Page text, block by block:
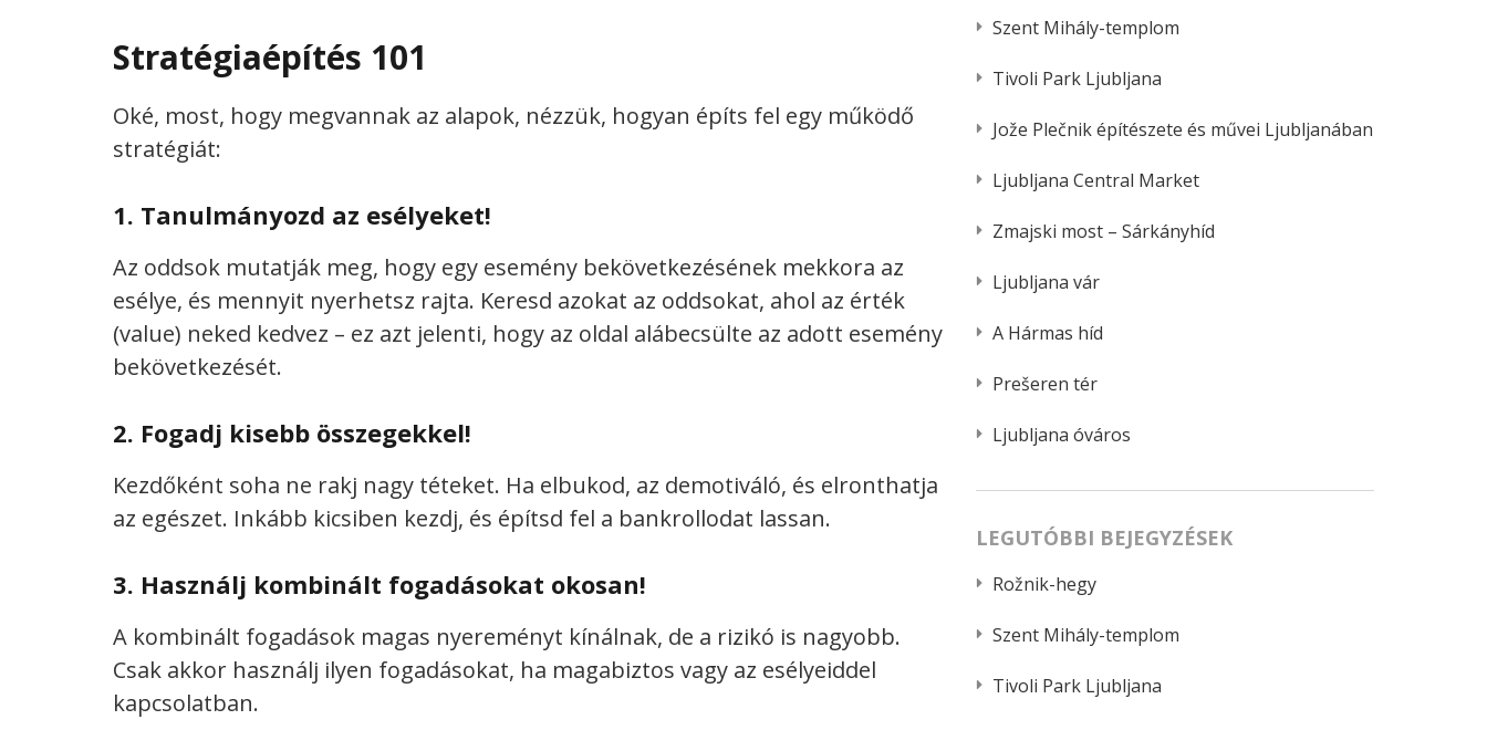
Stratégiaépítés 101
Oké, most, hogy megvannak az alapok, nézzük, hogyan építs fel egy működő
stratégiát:
1. Tanulmányozd az esélyeket!
Az oddsok mutatják meg, hogy egy esemény bekövetkezésének mekkora az
esélye, és mennyit nyerhetsz rajta. Keresd azokat az oddsokat, ahol az érték
(value) neked kedvez – ez azt jelenti, hogy az oldal alábecsülte az adott esemény
bekövetkezését.
2. Fogadj kisebb összegekkel!
Kezdőként soha ne rakj nagy téteket. Ha elbukod, az demotiváló, és elronthatja
az egészet. Inkább kicsiben kezdj, és építsd fel a bankrollodat lassan.
3. Használj kombinált fogadásokat okosan!
A kombinált fogadások magas nyereményt kínálnak, de a rizikó is nagyobb.
Csak akkor használj ilyen fogadásokat, ha magabiztos vagy az esélyeiddel
kapcsolatban.
Szent Mihály-templom
Tivoli Park Ljubljana
Jože Plečnik építészete és művei Ljubljanában
Ljubljana Central Market
Zmajski most – Sárkányhíd
Ljubljana vár
A Hármas híd
Prešeren tér
Ljubljana óváros
LEGUTÓBBI BEJEGYZÉSEK
Rožnik-hegy
Szent Mihály-templom
Tivoli Park Ljubljana